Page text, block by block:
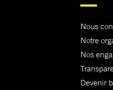
Nous
Notre
Nos
Devenir